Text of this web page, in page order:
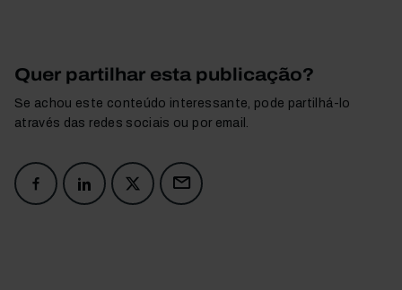
Quer partilhar esta publicação?
Se achou este conteúdo interessante, pode partilhá-lo
através das redes sociais ou por email.